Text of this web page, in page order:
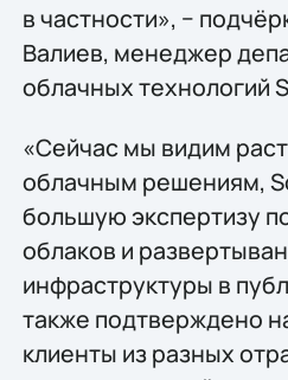
в частности», −
Валиев, менеджер
облачных технологий
«Сейчас мы видим
облачным решениям,
большую экспертизу
облаков и
инфраструктуры в
также подтверждено
клиенты из разных